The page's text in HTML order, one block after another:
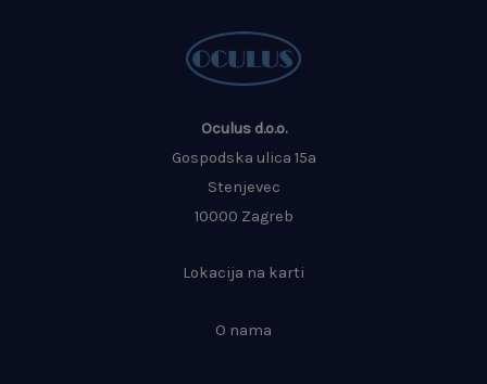
Oculus d.o.o.
Gospodska ulica 15a
Stenjevec
10000 Zagreb
Lokacija na karti
O nama